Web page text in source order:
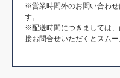
※営業時間外のお問い合わせ
す。
※配送時間につきましては
接お問合せいただくとスムー